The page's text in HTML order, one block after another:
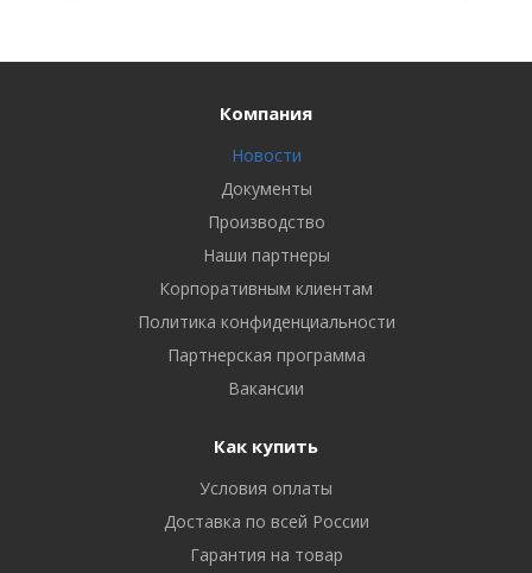
Компания
Новости
Документы
Производство
Наши партнеры
Корпоративным клиентам
Политика конфиденциальности
Партнерская программа
Вакансии
Как купить
Условия оплаты
Доставка по всей России
Гарантия на товар